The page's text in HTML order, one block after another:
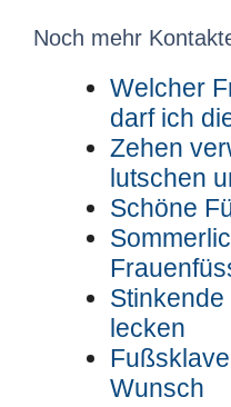
Noch mehr
Welcher
darf ich
Zehen
lutschen
Schöne
lecken
Wunsch